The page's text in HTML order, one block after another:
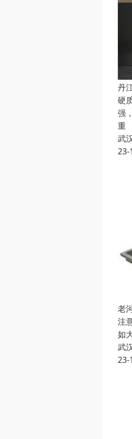
丹
硬
强
重
武
23-
老
注
如
武
23-